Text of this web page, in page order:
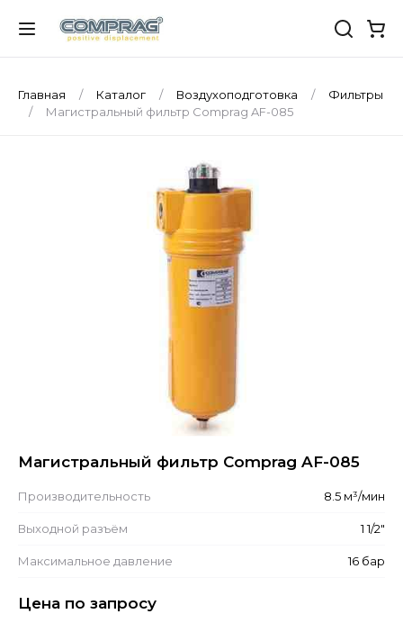
Главная Каталог Воздухоподготовка
Фильтры
Магистральный фильтр Comprag AF-085
Магистральный фильтр Comprag AF-085
Производительность 8.5 м³/мин
Выходной разъём 1 1/2"
Максимальное давление 16 бар
Цена по запросу